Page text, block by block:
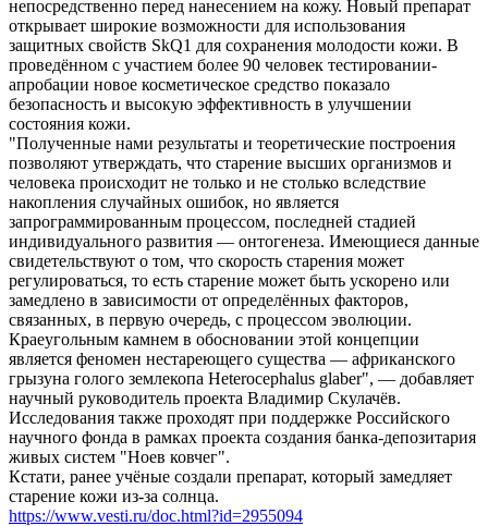
непосредственно перед нанесением на кожу. Новый препарат
открывает широкие возможности для использования
защитных свойств SkQ1 для сохранения молодости кожи. В
проведённом с участием более 90 человек тестировании-
апробации новое косметическое средство показало
безопасность и высокую эффективность в улучшении
состояния кожи.
"Полученные нами результаты и теоретические построения
позволяют утверждать, что старение высших организмов и
человека происходит не только и не столько вследствие
накопления случайных ошибок, но является
запрограммированным процессом, последней стадией
индивидуального развития — онтогенеза. Имеющиеся данные
свидетельствуют о том, что скорость старения может
регулироваться, то есть старение может быть ускорено или
замедлено в зависимости от определённых факторов,
связанных, в первую очередь, с процессом эволюции.
Краеугольным камнем в обосновании этой концепции
является феномен нестареющего существа — африканского
грызуна голого землекопа Heterocephalus glaber", — добавляет
научный руководитель проекта Владимир Скулачёв.
Исследования также проходят при поддержке Российского
научного фонда в рамках проекта создания банка-депозитария
живых систем "Ноев ковчег".
Кстати, ранее учёные создали препарат, который замедляет
старение кожи из-за солнца.
https://www.vesti.ru/doc.html?id=2955094